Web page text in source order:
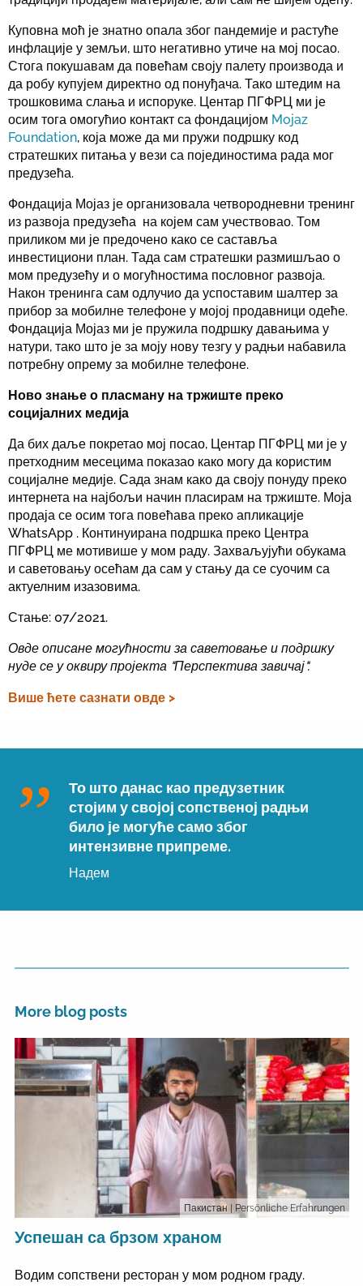
Куповна моћ је знатно опала због пандемије и растуће
инфлације у земљи, што негативно утиче на мој посао.
Стога покушавам да повећам своју палету производа и
да робу купујем директно од понуђача. Тако штедим на
трошковима слања и испоруке. Центар ПГФРЦ ми је
осим тога омогућио контакт са фондацијом Mojaz
Foundation, која може да ми пружи подршку код
стратешких питања у вези са појединостима рада мог
предузећа.
Фондација Мојаз је организовала четвородневни тренинг
из развоја предузећа на којем сам учествовао. Том
приликом ми је предочено како се саставља
инвестициони план. Тада сам стратешки размишљао о
мом предузећу и о могућностима пословног развоја.
Након тренинга сам одлучио да успоставим шалтер за
прибор за мобилне телефоне у мојој продавници одеће.
Фондација Мојаз ми је пружила подршку давањима у
натури, тако што је за моју нову тезгу у радњи набавила
потребну опрему за мобилне телефоне.
Ново знање о пласману на тржиште преко
социјалних медија
Да бих даље покретао мој посао, Центар ПГФРЦ ми је у
претходним месецима показао како могу да користим
социјалне медије. Сада знам како да своју понуду преко
интернета на најбољи начин пласирам на тржиште. Моја
продаја се осим тога повећава преко апликације
WhatsApp . Континуирана подршка преко Центра
ПГФРЦ ме мотивише у мом раду. Захваљујући обукама
и саветовању осећам да сам у стању да се суочим са
актуелним изазовима.
Стање: 07/2021.
Овде описане могућности за саветовање и подршку
нуде се у оквиру пројекта "Перспектива завичај".
Више ћете сазнати овде >
То што данас као предузетник
стојим у својој сопственој радњи
било је могуће само због
интензивне припреме.
Надем
More blog posts
Пакистан | Persönliche Erfahrungen
Успешан са брзом храном
Водим сопствени ресторан у мом родном граду.